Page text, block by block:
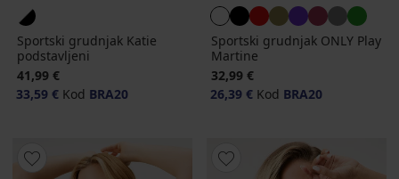
Sportski grudnjak Katie
podstavljeni
41,99 €
33,59 € Kod BRA20
Sportski grudnjak ONLY Play
Martine
32,99 €
26,39 € Kod BRA20